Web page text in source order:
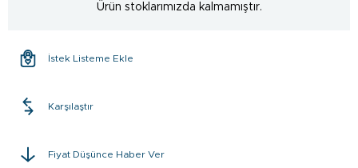
Ürün stoklarımızda kalmamıştır.
İstek Listeme Ekle
Karşılaştır
Fiyat Düşünce Haber Ver